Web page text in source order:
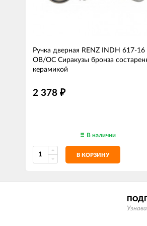
Ручка дверная RENZ INDH 617-16
OB/OC Сиракузы бронза
керамикой
2 378 ₽
В наличии
В КОРЗИНУ